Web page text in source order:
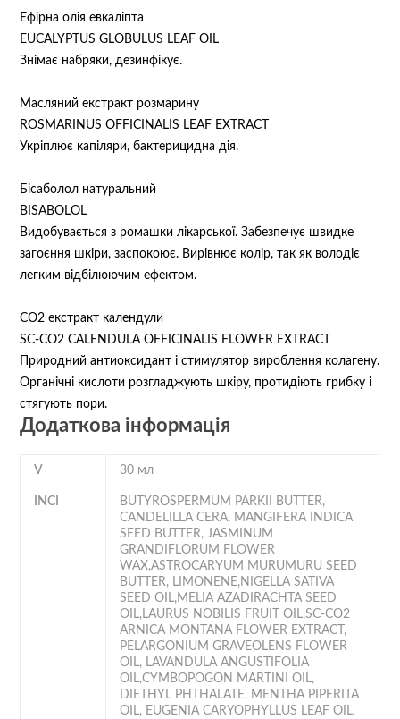
Ефірна олія евкаліпта
EUCALYPTUS GLOBULUS LEAF OIL
Знімає набряки, дезинфікує.
Масляний екстракт розмарину
ROSMARINUS OFFICINALIS LEAF EXTRACT
Укріплює капіляри, бактерицидна дія.
Бісаболол натуральний
BISABOLOL
Видобувається з ромашки лікарської. Забезпечує швидке
загоєння шкіри, заспокоює. Вирівнює колір, так як володіє
легким відбілюючим ефектом.
СО2 екстракт календули
SC-CO2 CALENDULA OFFICINALIS FLOWER EXTRACT
Природний антиоксидант і стимулятор вироблення колагену.
Органічні кислоти розгладжують шкіру, протидіють грибку і
стягують пори.
Додаткова інформація
V 30 мл
INCI
BUTYROSPERMUM PARKII BUTTER,
CANDELILLA CERA, MANGIFERA INDICA
SEED BUTTER, JASMINUM
GRANDIFLORUM FLOWER
WAX,ASTROCARYUM MURUMURU SEED
BUTTER, LIMONENE,NIGELLA SATIVA
SEED OIL,MELIA AZADIRACHTA SEED
OIL,LAURUS NOBILIS FRUIT OIL,SC-CO2
ARNICA MONTANA FLOWER EXTRACT,
PELARGONIUM GRAVEOLENS FLOWER
OIL, LAVANDULA ANGUSTIFOLIA
OIL,CYMBOPOGON MARTINI OIL,
DIETHYL PHTHALATE, MENTHA PIPERITA
OIL, EUGENIA CARYOPHYLLUS LEAF OIL,